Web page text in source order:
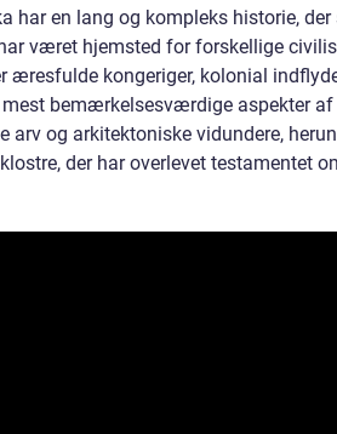
har en lang og kompleks historie,
været hjemsted for forskellige
æresfulde kongeriger, kolonial
bemærkelsesværdige aspekter
arv og arkitektoniske vidundere,
der har overlevet testamentet